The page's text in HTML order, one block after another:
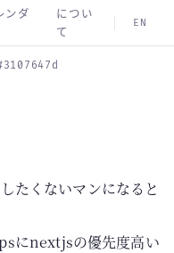
ンダ
につい
て
EN
たくないマンになると
にnextjsの優先度高い